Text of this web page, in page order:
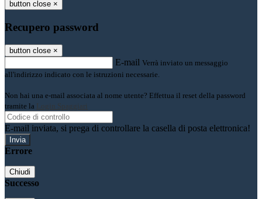
button close ×
Recupero password
button close ×
E-mail Verrà inviato un messaggio
all'indirizzo indicato con le istruzioni necessarie.
Non hai una e-mail associata al nome utente? Effettua il reset della password
tramite la Login Spaggiari
E-mail inviata, si prega di controllare la casella di posta elettronica!
Errore
Chiudi
Successo